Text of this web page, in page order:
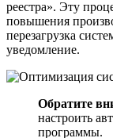
реестра». Эту
повышения
перезагрузка
уведомление.
Обратите
настроить
программы.